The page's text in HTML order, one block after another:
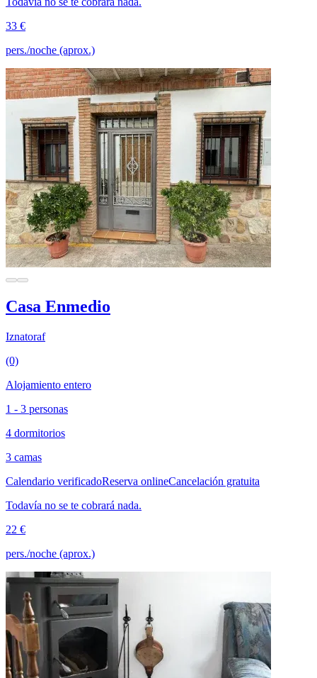
33 €
pers./noche (aprox.)
Casa Enmedio
Iznatoraf
(0)
Alojamiento entero
1 - 3 personas
4 dormitorios
3 camas
Calendario verificadoReserva onlineCancelación gratuita
Todavía no se te cobrará nada.
22 €
pers./noche (aprox.)